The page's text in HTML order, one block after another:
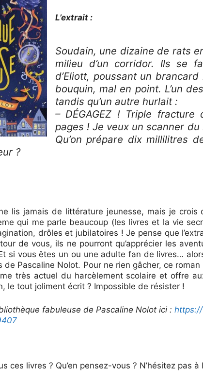
L’extrait :
Soudain, une dizaine de rats
milieu d’un corridor. Ils se
d’Eliott, poussant un
bouquin, mal en point. L’un
tandis qu’un autre hurlait :
– DÉGAGEZ ! Triple
pages ! Je veux un scanner
Qu’on prépare dix millilitres
?
lis jamais de littérature jeunesse, mais je crois
qui me parle beaucoup (les livres et la vie
drôles et jubilatoires ! Je pense que
de vous, ils ne pourront qu’apprécier les
si vous êtes un ou une adulte fan de livres…
de Pascaline Nolot. Pour ne rien gâcher, ce
très actuel du harcèlement scolaire et offre
le tout joliment écrit ? Impossible de résister !
fabuleuse de Pascaline Nolot ici :
ces livres ? Qu’en pensez-vous ? N’hésitez pas à